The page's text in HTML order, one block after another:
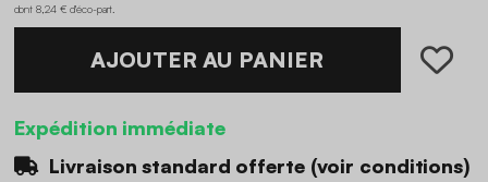
dont 8,24 € d'éco-part
AJOUTER AU PANIER
Expédition immédiate
Livraison standard offerte (voir conditions)